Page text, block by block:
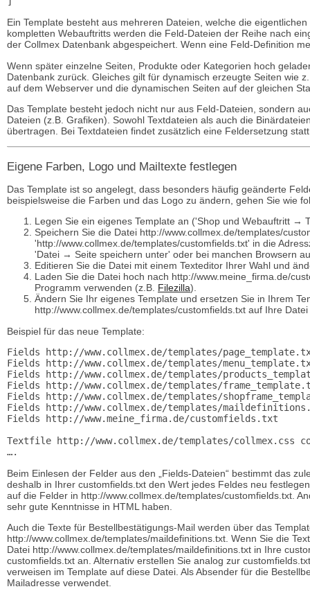
Ein Template besteht aus mehreren Dateien, welche die
kompletten Webauftritts werden die Feld-Dateien der Reihe nach
der Collmex Datenbank abgespeichert. Wenn eine Feld-Definition
Wenn später einzelne Seiten, Produkte oder Kategorien hoch
Datenbank zurück. Gleiches gilt für dynamisch erzeugte Seiten wie
auf dem Webserver und die dynamischen Seiten auf der gleichen
Das Template besteht jedoch nicht nur aus Feld-Dateien, sondern
Dateien (z.B. Grafiken). Sowohl Textdateien als auch die
übertragen. Bei Textdateien findet zusätzlich eine Feldersetzung
Eigene Farben, Logo und Mailtexte festlegen
Das Template ist so angelegt, dass besonders häufig geänderte
beispielsweise die Farben und das Logo zu ändern, gehen Sie wie
Legen Sie ein eigenes Template an ('Shop und Webauftritt →
Speichern Sie die Datei http://www.collmex.de/templates/
'http://www.collmex.de/templates/customfields.txt' in die
'Datei → Seite speichern unter' oder bei manchen Browsern
Editieren Sie die Datei mit einem Texteditor Ihrer Wahl und
Laden Sie die Datei hoch nach http://www.meine_firma.de/
Programm verwenden (z.B. Filezilla).
Ändern Sie Ihr eigenes Template und ersetzen Sie in Ihrem
http://www.collmex.de/templates/customfields.txt auf Ihre
Beispiel für das neue Template:
Fields http://www.collmex.de/templates/
Fields http://www.collmex.de/templates/
Fields http://www.collmex.de/templates/
Fields http://www.collmex.de/templates/
Fields http://www.collmex.de/templates/
Fields http://www.collmex.de/templates/
Fields http://www.meine_firma.de/
Textfile http://www.collmex.de/templates/collmex.css
Beim Einlesen der Felder aus den „Fields-Dateien“ bestimmt das
deshalb in Ihrer customfields.txt den Wert jedes Feldes neu
auf die Felder in http://www.collmex.de/templates/customfields.txt.
sehr gute Kenntnisse in HTML haben.
Auch die Texte für Bestellbestätigungs-Mail werden über das
http://www.collmex.de/templates/maildefinitions.txt. Wenn Sie die
Datei http://www.collmex.de/templates/maildefinitions.txt in Ihre
customfields.txt an. Alternativ erstellen Sie analog zur
verweisen im Template auf diese Datei. Als Absender für die
Mailadresse verwendet.